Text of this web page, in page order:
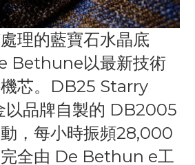
理的藍寶石水晶底
Bethune以最新技術
芯。DB25 Starry
以品牌自製的 DB2005
，每小時振頻28,000
全由 De Bethun e工